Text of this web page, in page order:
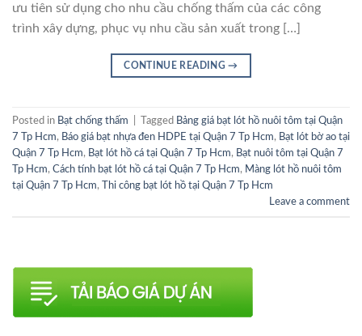
ưu tiên sử dụng cho nhu cầu chống thấm của các công
trình xây dựng, phục vụ nhu cầu sản xuất trong […]
CONTINUE READING→
Posted in Bạt chống thấm Tagged Bảng giá bạt lót hồ nuôi tôm tại Quận
7 Tp Hcm, Báo giá bạt nhựa đen HDPE tại Quận 7 Tp Hcm, Bạt lót bờ ao tại
Quận 7 Tp Hcm, Bạt lót hồ cá tại Quận 7 Tp Hcm, Bạt nuôi tôm tại Quận 7
Tp Hcm, Cách tính bạt lót hồ cá tại Quận 7 Tp Hcm, Màng lót hồ nuôi tôm
tại Quận 7 Tp Hcm,
Thi công bạt lót hồ tại Quận 7 Tp Hcm
Leave a comment